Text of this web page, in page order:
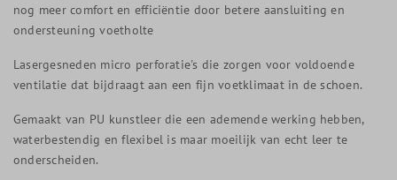
nog meer comfort en efficiëntie door betere aansluiting en
ondersteuning voetholte
Lasergesneden micro perforatie's die zorgen voor voldoende
ventilatie dat bijdraagt aan een fijn voetklimaat in de schoen.
Gemaakt van PU kunstleer die een ademende werking hebben,
waterbestendig en flexibel is maar moeilijk van echt leer te
onderscheiden.